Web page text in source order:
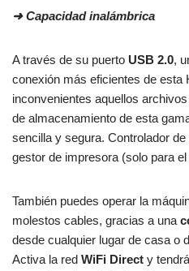
➜ Capacidad inalámbrica
A través de su puerto USB 2.0,
conexión más eficientes de esta
inconvenientes aquellos
de almacenamiento de esta
sencilla y segura. Controlador
gestor de impresora (solo para
También puedes operar la
molestos cables, gracias a una
desde cualquier lugar de casa o
Activa la red WiFi Direct y